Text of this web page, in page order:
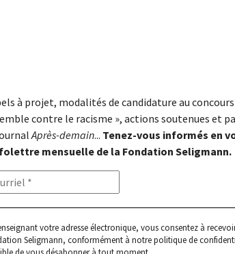
à projet, modalités de candidature au
contre le racisme », actions soutenues et
Après-demain... Tenez-vous informés en
mensuelle de la Fondation Seligmann.
votre adresse électronique, vous consentez à
Seligmann, conformément à notrepolitique de